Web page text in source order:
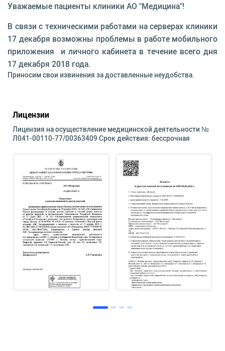
Уважаемые пациенты клиники АО "Медицина"!
В связи с техническими работами на серверах клиники
17 декабря возможны проблемы в работе мобильного
приложения и личного кабинета в течение всего дня
17 декабря 2018 года.
Приносим свои извинения за доставленные неудобства.
Лицензии
Лицензия на осуществление медицинской деятельности №
Л041-00110-77/00363409 Срок действия: бессрочная